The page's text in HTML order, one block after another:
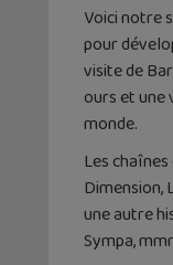
Voici notre
pour
visite de
ours et
monde.
Les
Dimension,
une autre
Sympa,